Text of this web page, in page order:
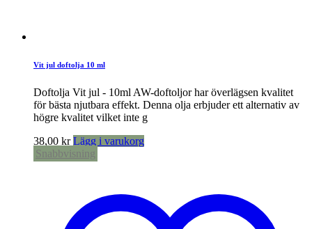
Vit jul doftolja 10 ml
Doftolja Vit jul - 10ml AW-doftoljor har överlägsen kvalitet
för bästa njutbara effekt. Denna olja erbjuder ett alternativ av
högre kvalitet vilket inte g
38,00 kr Lägg i varukorg
Snabbvisning